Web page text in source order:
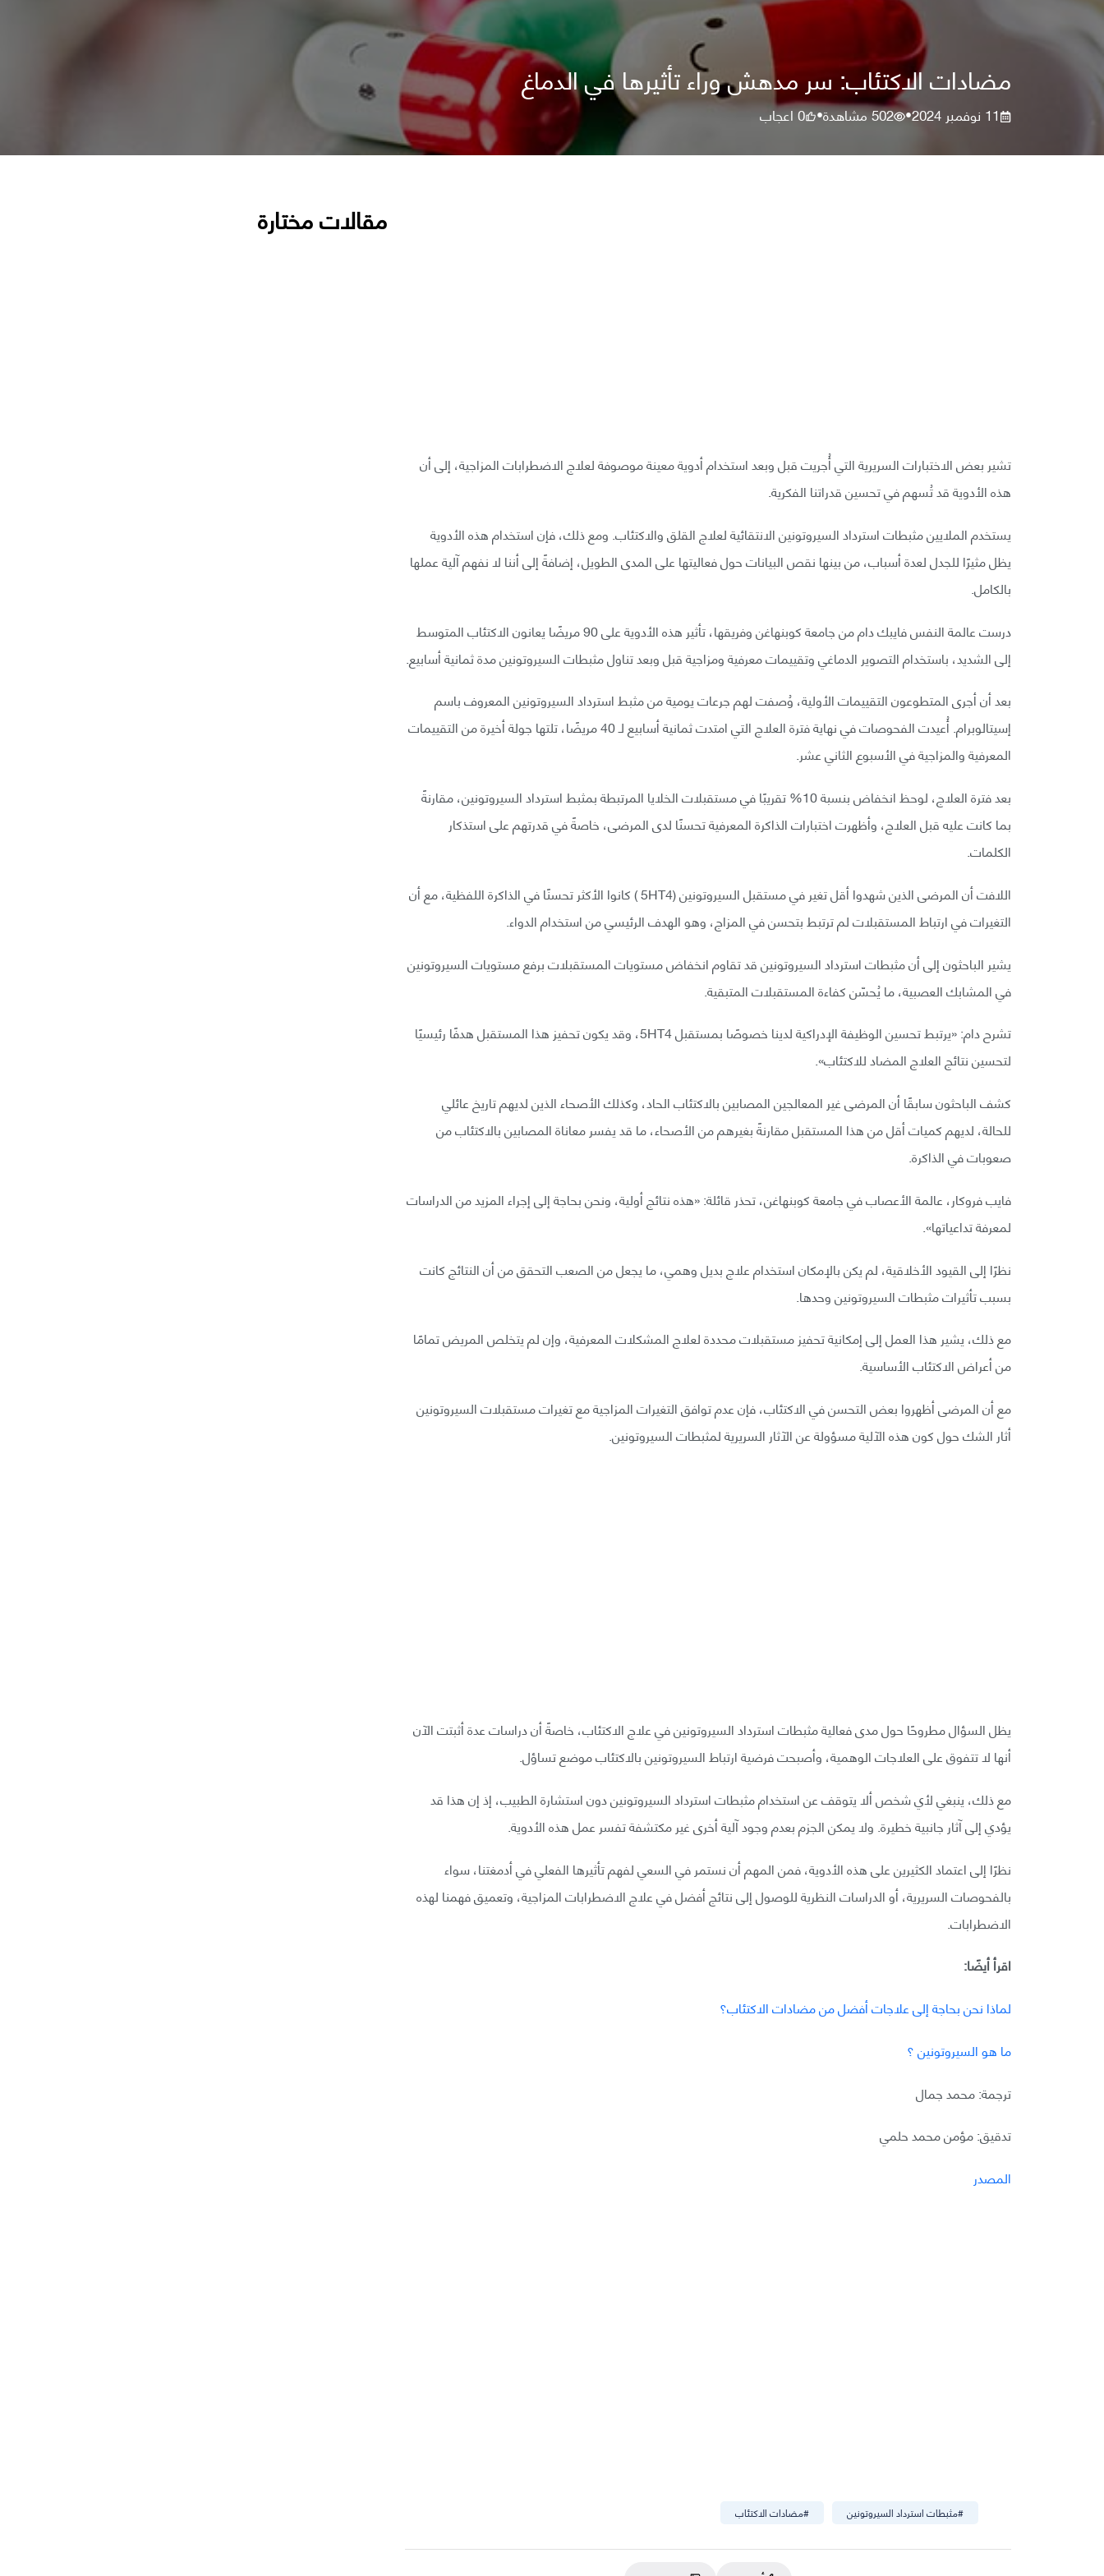
مضادات الاكتئاب: سر مدهش وراء تأثيرها في الدماغ
11 نوفمبر 2024 •
502مشاهدة•
0اعجاب
تشير بعض الاختبارات السريرية التي أُجريت قبل وبعد استخدام أدوية معينة موصوفة لعلاج الاضطرابات المزاجية، إلى أن
هذه الأدوية قد تُسهم في تحسين قدراتنا الفكرية.
يستخدم الملايين مثبطات استرداد السيروتونين الانتقائية لعلاج القلق والاكتئاب. ومع ذلك، فإن استخدام هذه الأدوية
يظل مثيرًا للجدل لعدة أسباب، من بينها نقص البيانات حول فعاليتها على المدى الطويل، إضافةً إلى أننا لا نفهم آلية عملها
بالكامل.
درست عالمة النفس فايبك دام من جامعة كوبنهاغن وفريقها، تأثير هذه الأدوية على 90 مريضًا يعانون الاكتئاب المتوسط
إلى الشديد، باستخدام التصوير الدماغي وتقييمات معرفية ومزاجية قبل وبعد تناول مثبطات السيروتونين مدة ثمانية أسابيع.
بعد أن أجرى المتطوعون التقييمات الأولية، وُصفت لهم جرعات يومية من مثبط استرداد السيروتونين المعروف باسم
إسيتالوبرام. أُعيدت الفحوصات في نهاية فترة العلاج التي امتدت ثمانية أسابيع لـ 40 مريضًا، تلتها جولة أخيرة من التقييمات
المعرفية والمزاجية في الأسبوع الثاني عشر.
بعد فترة العلاج، لوحظ انخفاض بنسبة 10% تقريبًا في مستقبلات الخلايا المرتبطة بمثبط استرداد السيروتونين، مقارنةً
بما كانت عليه قبل العلاج، وأظهرت اختبارات الذاكرة المعرفية تحسنًا لدى المرضى، خاصةً في قدرتهم على استذكار
الكلمات.
اللافت أن المرضى الذين شهدوا أقل تغير في مستقبل السيروتونين (5HT4 ) كانوا الأكثر تحسنًا في الذاكرة اللفظية، مع أن
التغيرات في ارتباط المستقبلات لم ترتبط بتحسن في المزاج، وهو الهدف الرئيسي من استخدام الدواء.
يشير الباحثون إلى أن مثبطات استرداد السيروتونين قد تقاوم انخفاض مستويات المستقبلات برفع مستويات السيروتونين
في المشابك العصبية، ما يُحسّن كفاءة المستقبلات المتبقية.
تشرح دام: «يرتبط تحسين الوظيفة الإدراكية لدينا خصوصًا بمستقبل 5HT4، وقد يكون تحفيز هذا المستقبل هدفًا رئيسيًا
لتحسين نتائج العلاج المضاد للاكتئاب».
كشف الباحثون سابقًا أن المرضى غير المعالجين المصابين بالاكتئاب الحاد، وكذلك الأصحاء الذين لديهم تاريخ عائلي
للحالة، لديهم كميات أقل من هذا المستقبل مقارنةً بغيرهم من الأصحاء، ما قد يفسر معاناة المصابين بالاكتئاب من
صعوبات في الذاكرة.
فايب فروكار، عالمة الأعصاب في جامعة كوبنهاغن، تحذر قائلة: «هذه نتائج أولية، ونحن بحاجة إلى إجراء المزيد من الدراسات
لمعرفة تداعياتها».
نظرًا إلى القيود الأخلاقية، لم يكن بالإمكان استخدام علاج بديل وهمي، ما يجعل من الصعب التحقق من أن النتائج كانت
بسبب تأثيرات مثبطات السيروتونين وحدها.
مع ذلك، يشير هذا العمل إلى إمكانية تحفيز مستقبلات محددة لعلاج المشكلات المعرفية، وإن لم يتخلص المريض تمامًا
من أعراض الاكتئاب الأساسية.
مع أن المرضى أظهروا بعض التحسن في الاكتئاب، فإن عدم توافق التغيرات المزاجية مع تغيرات مستقبلات السيروتونين
أثار الشك حول كون هذه الآلية مسؤولة عن الآثار السريرية لمثبطات السيروتونين.
يظل السؤال مطروحًا حول مدى فعالية مثبطات استرداد السيروتونين في علاج الاكتئاب، خاصةً أن دراسات عدة أثبتت الآن
أنها لا تتفوق على العلاجات الوهمية، وأصبحت فرضية ارتباط السيروتونين بالاكتئاب موضع تساؤل.
مع ذلك، ينبغي لأي شخص ألا يتوقف عن استخدام مثبطات استرداد السيروتونين دون استشارة الطبيب، إذ إن هذا قد
يؤدي إلى آثار جانبية خطيرة. ولا يمكن الجزم بعدم وجود آلية أخرى غير مكتشفة تفسر عمل هذه الأدوية.
نظرًا إلى اعتماد الكثيرين على هذه الأدوية، فمن المهم أن نستمر في السعي لفهم تأثيرها الفعلي في أدمغتنا، سواء
بالفحوصات السريرية، أو الدراسات النظرية للوصول إلى نتائج أفضل في علاج الاضطرابات المزاجية، وتعميق فهمنا لهذه
الاضطرابات.
اقرأ أيضًا:
لماذا نحن بحاجة إلى علاجات أفضل من مضادات الاكتئاب؟
ما هو السيروتونين ؟
ترجمة: محمد جمال
تدقيق: مؤمن محمد حلمي
المصدر
#مضادات الاكتئاب #مثبطات استرداد السيروتونين
مقالات مختارة